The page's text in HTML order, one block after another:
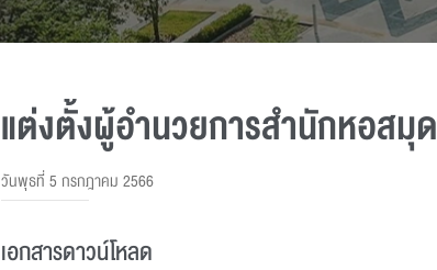
แต่งตั้งผู้อํานวยการสํานักหอสมุด
วันพุธที่ 5 กรกฎาคม 2566
เอกสารดาวน์โหลด